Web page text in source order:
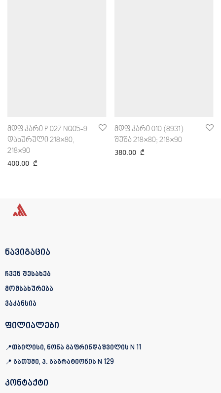
მდფ კარი P 027 NQ05-9
დახურული 218×80,
218×90
400.00 ₾
მდფ კარი 010 (8931)
შუშა 218×80; 218×90
380.00 ₾
ნავიგაცია
ჩვენ შესახებ
მომსახურება
ვაკანსია
ფილიალები
📍თბილისი, ნონა გაფრინდაშვილის N 11
📍 ბათუმი, პ. ბაგრატიონის N 129
კონტაქტი